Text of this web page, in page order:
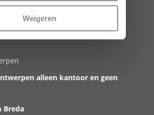
Weigeren
alleen kantoor en geen
Breda